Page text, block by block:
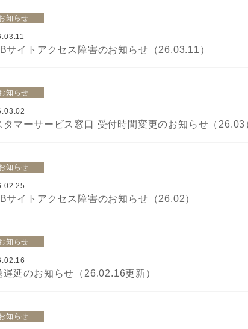
知らせ
サイトアクセス障害のお知らせ（26.03.11）
知らせ
タマーサービス窓口 受付時間変更のお知らせ（26.03
知らせ
サイトアクセス障害のお知らせ（26.02）
知らせ
遅延のお知らせ（26.02.16更新）
知らせ